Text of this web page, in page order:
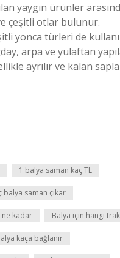
yaygın ürünler
çeşitli otlar bulunur.
yonca türleri de
arpa ve yulaftan
ayrılır ve kalan
1 balya saman kaç TL
saman çıkar
ne kadar Balya için hangi
kaça bağlanır